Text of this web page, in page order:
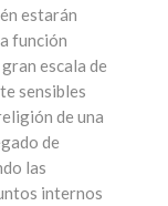
estarán
función
escala de
sensibles
de una
de
las
internos